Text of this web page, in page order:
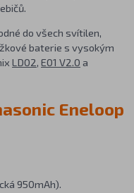
do všech svítilen,
baterie s vysokým
LD02, E01 V2.0 a
Eneloop
950mAh).